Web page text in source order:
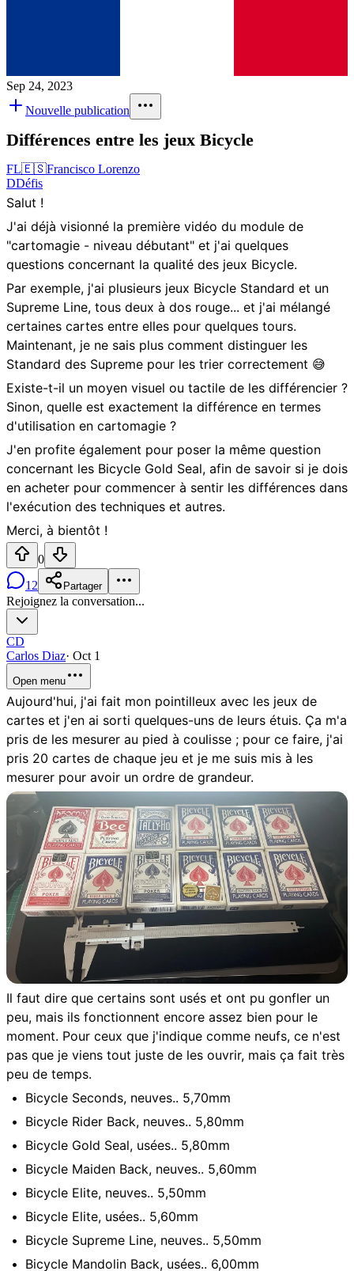
Sep 24, 2023
Nouvelle publication
Différences entre les jeux Bicycle
FL🇪🇸Francisco Lorenzo
DDéfis
Salut !
J'ai déjà visionné la première vidéo du module de
"cartomagie - niveau débutant" et j'ai quelques
questions concernant la qualité des jeux Bicycle.
Par exemple, j'ai plusieurs jeux Bicycle Standard et un
Supreme Line, tous deux à dos rouge... et j'ai mélangé
certaines cartes entre elles pour quelques tours.
Maintenant, je ne sais plus comment distinguer les
Standard des Supreme pour les trier correctement 😅
Existe-t-il un moyen visuel ou tactile de les différencier ?
Sinon, quelle est exactement la différence en termes
d'utilisation en cartomagie ?
J'en profite également pour poser la même question
concernant les Bicycle Gold Seal, afin de savoir si je dois
en acheter pour commencer à sentir les différences dans
l'exécution des techniques et autres.
Merci, à bientôt !
0
12
Partager
Rejoignez la conversation...
CD
Carlos Diaz· Oct 1
Open menu
Aujourd'hui, j'ai fait mon pointilleux avec les jeux de
cartes et j'en ai sorti quelques-uns de leurs étuis. Ça m'a
pris de les mesurer au pied à coulisse ; pour ce faire, j'ai
pris 20 cartes de chaque jeu et je me suis mis à les
mesurer pour avoir un ordre de grandeur.
Il faut dire que certains sont usés et ont pu gonfler un
peu, mais ils fonctionnent encore assez bien pour le
moment. Pour ceux que j'indique comme neufs, ce n'est
pas que je viens tout juste de les ouvrir, mais ça fait très
peu de temps.
Bicycle Seconds, neuves.. 5,70mm
Bicycle Rider Back, neuves.. 5,80mm
Bicycle Gold Seal, usées.. 5,80mm
Bicycle Maiden Back, neuves.. 5,60mm
Bicycle Elite, neuves.. 5,50mm
Bicycle Elite, usées.. 5,60mm
Bicycle Supreme Line, neuves.. 5,50mm
Bicycle Mandolin Back, usées.. 6,00mm